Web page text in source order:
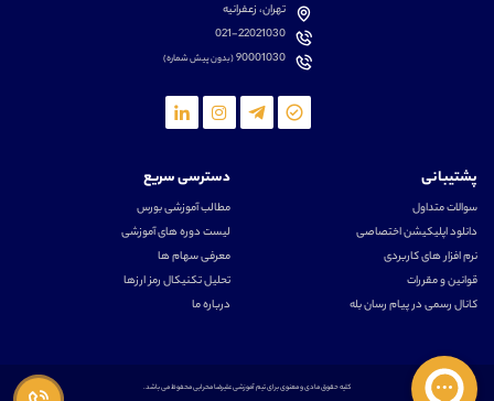
تهران، زعفرانیه
021-22021030
90001030(بدون پیش شماره)
پشتیبانی
سوالات متداول
دانلود اپلیکیشن اختصاصی
نرم افزار های کاربردی
قوانین و مقررات
کانال رسمی در پیام رسان بله
دسترسی سریع
مطالب آموزشی بورس
لیست دوره های آموزشی
معرفی سهام ها
تحلیل تکنیکال رمز ارزها
درباره ما
کلیه حقوق مادی و معنوی برای تیم آموزشی علیرضا محرابی محفوظ می باشد.